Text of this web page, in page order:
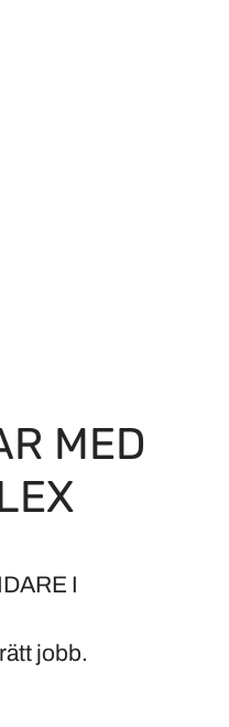
MED
I
jobb.